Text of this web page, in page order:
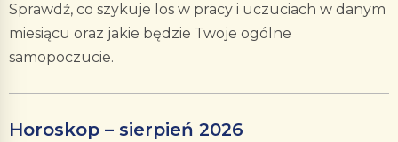
Sprawdź, co szykuje los w pracy i uczuciach w danym
miesiącu oraz jakie będzie Twoje ogólne
samopoczucie.
Horoskop – sierpień 2026